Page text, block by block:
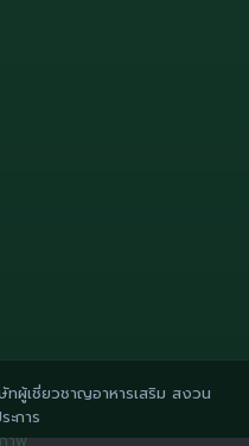
ผู้เชี่ยวชาญอาหารเสริม สงวน
ะการ
าพ